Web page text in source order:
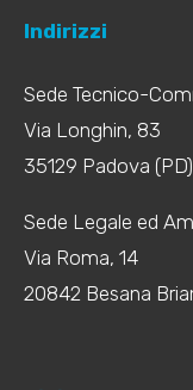
Indirizzi
Sede Tecnico-
Via Longhin, 83
35129 Padova (PD)
Sede Legale ed
Via Roma, 14
20842 Besana